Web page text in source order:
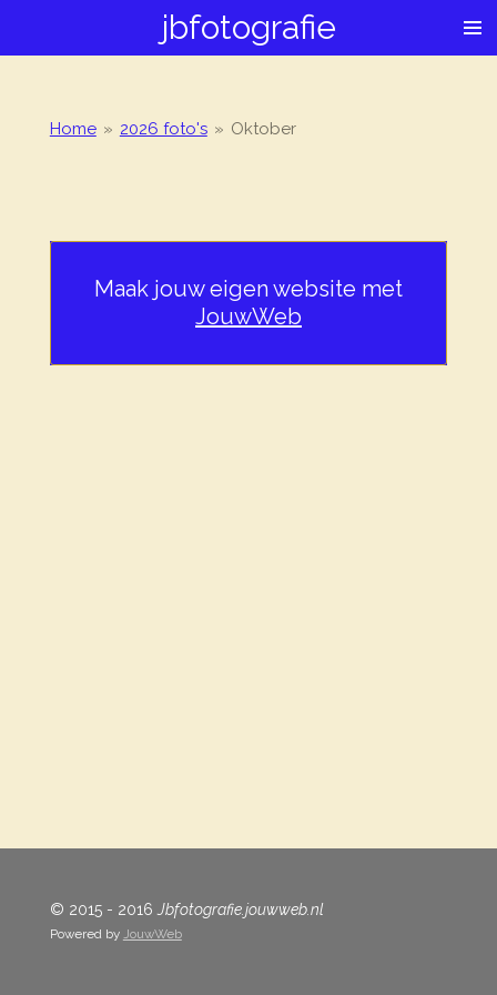
hoofdinhoud
jbfotografie
Home » 2026 foto's » Oktober
Maak jouw eigen website met
JouwWeb
© 2015 - 2016Jbfotografie.jouwweb.nl
Powered by JouwWeb